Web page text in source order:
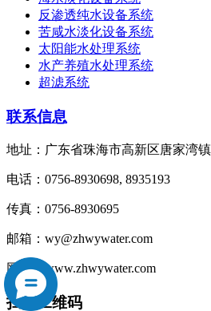
反渗透纯水设备系统
苦咸水淡化设备系统
太阳能水处理系统
水产养殖水处理系统
超滤系统
联系信息
地址：广东省珠海市高新区唐家湾
电话：0756-8930698, 8935193
传真：0756-8930695
邮箱：wy@zhwywater.com
网址：www.zhwywater.com
扫描二维码